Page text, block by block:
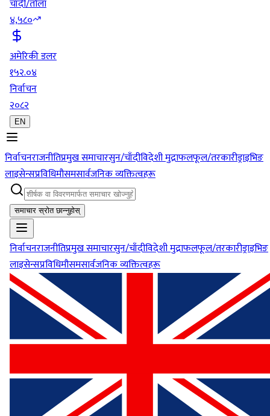
चाँदी/तोला
४,५८०
अमेरिकी डलर
१५२.०४
निर्वाचन
२०८२
EN
निर्वाचनराजनीतिप्रमुख समाचारसुन/चाँदीविदेशी मुद्राफलफूल/तरकारीड्राइभिङ
लाइसेन्सप्रविधिमौसमसार्वजनिक व्यक्तित्वहरू
समाचार स्रोत छान्नुहोस्
निर्वाचनराजनीतिप्रमुख समाचारसुन/चाँदीविदेशी मुद्राफलफूल/तरकारीड्राइभिङ
लाइसेन्सप्रविधिमौसमसार्वजनिक व्यक्तित्वहरू